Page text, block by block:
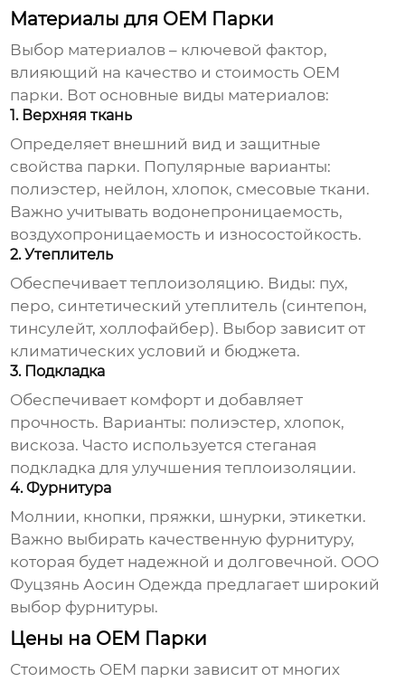
Материалы для OEM Парки
Выбор материалов – ключевой фактор,
влияющий на качество и стоимость OEM
парки. Вот основные виды материалов:
1. Верхняя ткань
Определяет внешний вид и защитные
свойства парки. Популярные варианты:
полиэстер, нейлон, хлопок, смесовые ткани.
Важно учитывать водонепроницаемость,
воздухопроницаемость и износостойкость.
2. Утеплитель
Обеспечивает теплоизоляцию. Виды: пух,
перо, синтетический утеплитель (синтепон,
тинсулейт, холлофайбер). Выбор зависит от
климатических условий и бюджета.
3. Подкладка
Обеспечивает комфорт и добавляет
прочность. Варианты: полиэстер, хлопок,
вискоза. Часто используется стеганая
подкладка для улучшения теплоизоляции.
4. Фурнитура
Молнии, кнопки, пряжки, шнурки, этикетки.
Важно выбирать качественную фурнитуру,
которая будет надежной и долговечной. ООО
Фуцзянь Аосин Одежда предлагает широкий
выбор фурнитуры.
Цены на OEM Парки
Стоимость OEM парки зависит от многих